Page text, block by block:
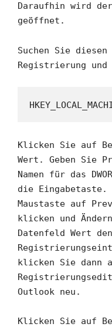
Daraufhin wird
geöffnet.
Suchen Sie
Registrierung
Klicken Sie auf
Wert. Geben Sie
Namen für das
die Eingabetaste.
Maustaste auf
klicken und
Datenfeld Wert
klicken Sie dann
Outlook neu.
Klicken Sie auf